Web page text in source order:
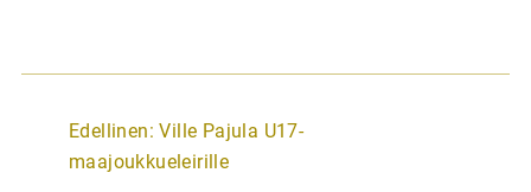
A
r
Edellinen: Ville Pajula U17-
maajoukkueleirille